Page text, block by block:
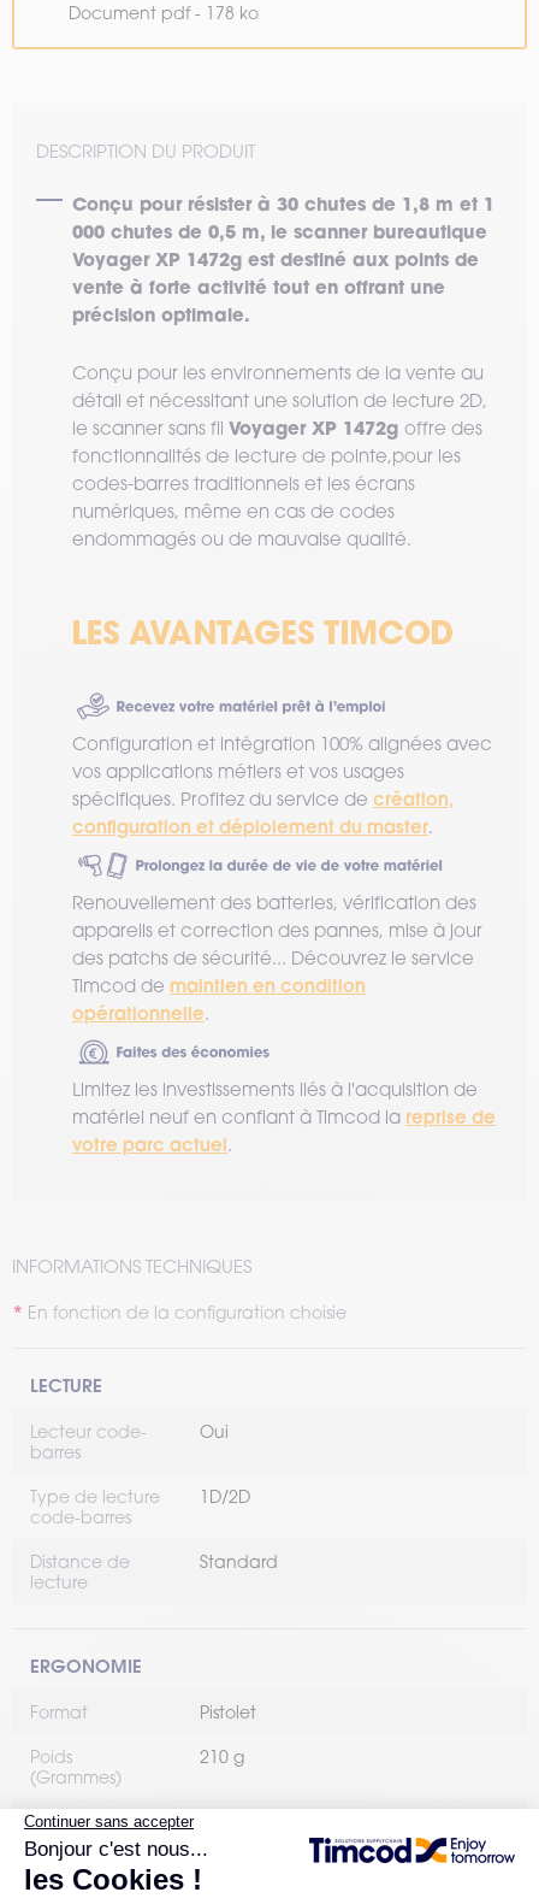
Document pdf - 178 ko
DESCRIPTION DU PRODUIT
Conçu pour résisterà 30 chutes de 1,8 m et 1
000 chutes de 0,5 m, le scanner bureautique
Voyager XP 1472g est destiné aux points de
vente à forte activité tout en offrant une
précision optimale.
Conçu pour les environnements de la vente au
détail et nécessitant une solution de lecture 2D,
le scanner sans fil Voyager XP 1472g offre des
fonctionnalités de lecture de pointe,pour les
codes-barres traditionnels et les écrans
numériques, même en cas de codes
endommagés ou de mauvaise qualité.
Configuration et intégration 100% alignées avec
vos applications métiers et vos usages
spécifiques. Profitez du service de création,
configuration et déploiement du master.
Renouvellement des batteries, vérification des
appareils et correction des pannes, mise à jour
des patchs de sécurité... Découvrez le service
Timcod de maintien en condition
opérationnelle.
Limitez les investissements liés à l'acquisition de
matériel neuf en confiant à Timcod la reprise de
votre parc actuel.
INFORMATIONS TECHNIQUES
En fonction de la configuration choisie
LECTURE
Lecteur code-
barres
Oui
Type de lecture
code-barres
1D/2D
Distance de
lecture
Standard
ERGONOMIE
Format Pistolet
Poids
(Grammes)
210 g
Dimensions